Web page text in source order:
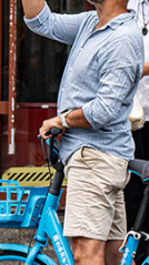
VIP会员
财经
大国智造